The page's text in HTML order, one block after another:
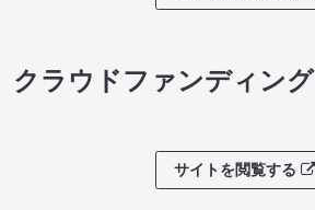
クラウドファンディング
サイトを閲覧する